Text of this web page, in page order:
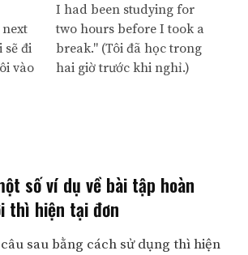
sẽ đi
vào
I had been studying for
two hours before I took a
break." (Tôi đã học trong
hai giờ trước khi nghỉ.)
số ví dụ về bài tập hoàn
thì hiện tại đơn
sau bằng cách sử dụng thì hiện